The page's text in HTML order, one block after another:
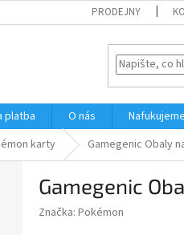
PRODEJNY
platba O nás
karty Gamegenic Obaly
Gamegenic
Značka: Pokémon